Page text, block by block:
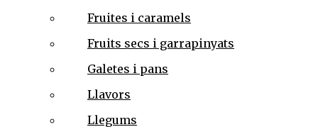
Fruites i caramels
Fruits secs i garrapinyats
Galetes i pans
Llavors
Llegums